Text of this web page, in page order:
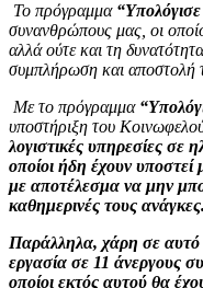
Το πρόγραμμα
συνανθρώπους μας, οι
αλλά ούτε και τη
συμπλήρωση και αποστολή
Με το πρόγραμμα“Y
υποστήριξη του
λογιστικές υπηρεσίες σε
οποίοι ήδη έχουν
με αποτέλεσμα να μην
καθημερινές τους ανάγκες.
Παράλληλα, χάρη σε
εργασία σε 11 άνεργους
οποίοι εκτός αυτού θα